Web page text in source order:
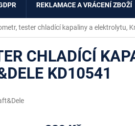
REKLAMACE A VRÁCENÍ ZBOŽÍ
tester chladící kapaliny a elektrolytu,
CHLADÍCÍ
KD10541